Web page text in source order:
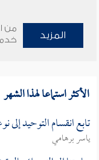
المزيد
من
الأكثر استماعا لهذا الشهر
تابع انقسام التوحيد إلى
ياسر برهامي